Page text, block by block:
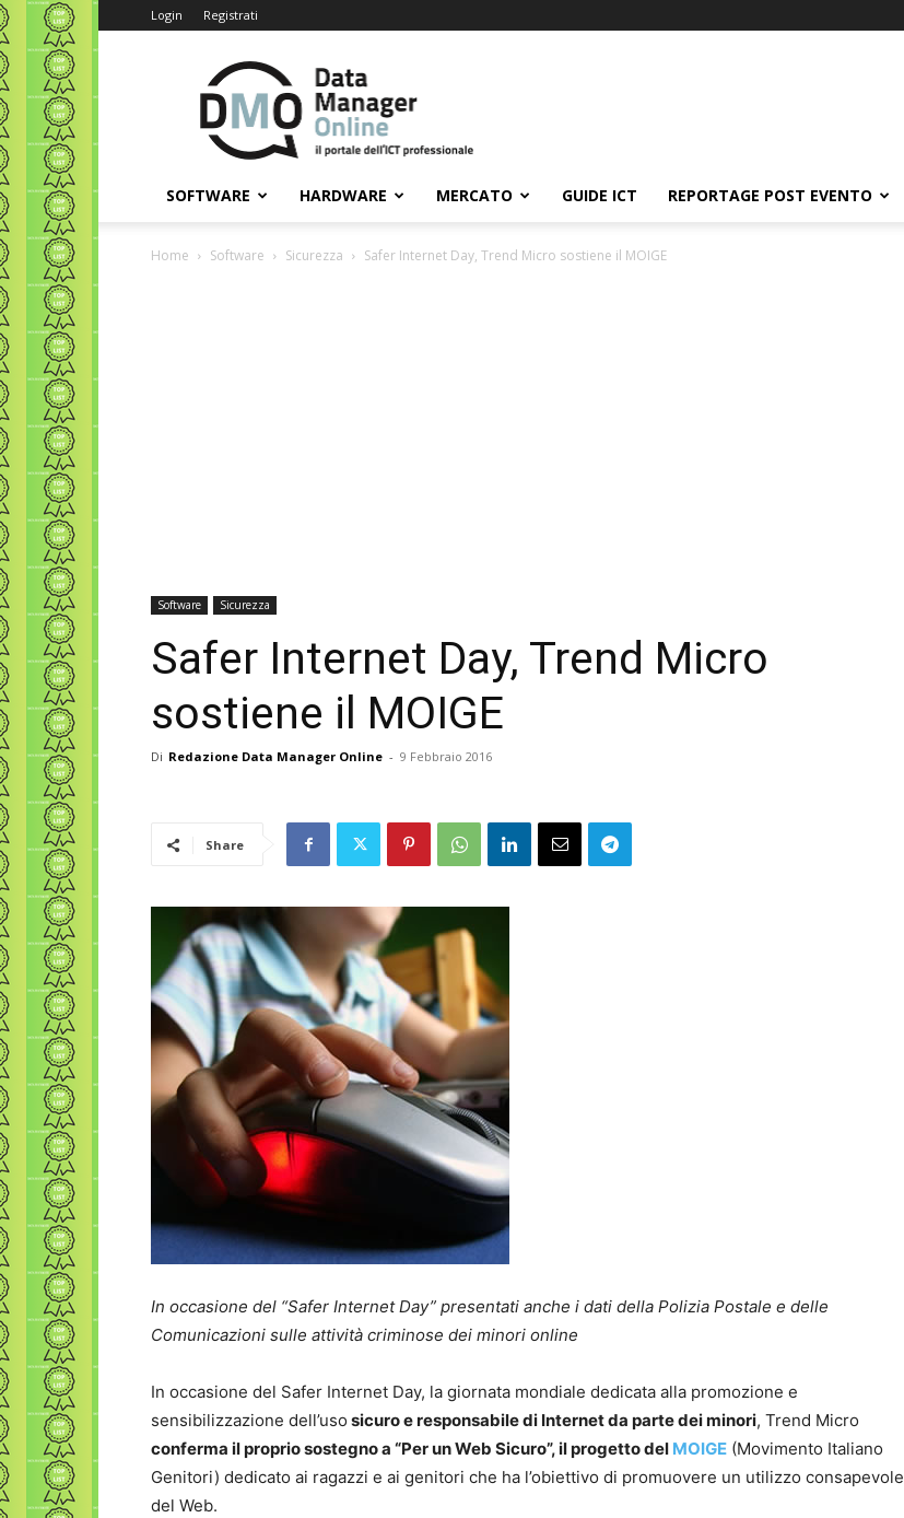
Login Registrati
Data
Manager
Online
SOFTWARE HARDWARE MERCATO GUIDE ICT REPORTAGE POST EVENTO
Home Software Sicurezza Safer Internet Day, Trend Micro sostiene il MOIGE
Software Sicurezza
Safer Internet Day, Trend Micro
sostiene il MOIGE
Di Redazione Data Manager Online - 9 Febbraio 2016
Share
In occasione del “Safer Internet Day” presentati anche i dati della Polizia Postale e delle
Comunicazioni sulle attività criminose dei minori online
In occasione del Safer Internet Day, la giornata mondiale dedicata alla promozione e
sensibilizzazione dell’uso sicuro e responsabile di Internet da parte dei minori, Trend Micro
conferma il proprio sostegno a “Per un Web Sicuro”, il progetto del MOIGE (Movimento Italiano
Genitori) dedicato ai ragazzi e ai genitori che ha l’obiettivo di promuovere un utilizzo consapevole
del Web.